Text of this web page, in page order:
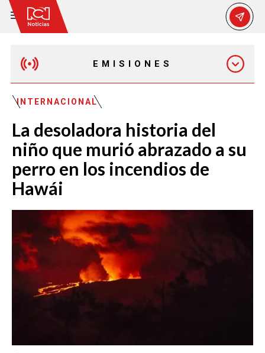
EMISIONES
MAÑANA EXPRESS
EMISIÓN 12:30 PM
EMISIÓN 7:00 PM
EMISIÓN 11:30 PM
INTERNACIONAL
La desoladora historia del
niño que murió abrazado a su
perro en los incendios de
Hawái